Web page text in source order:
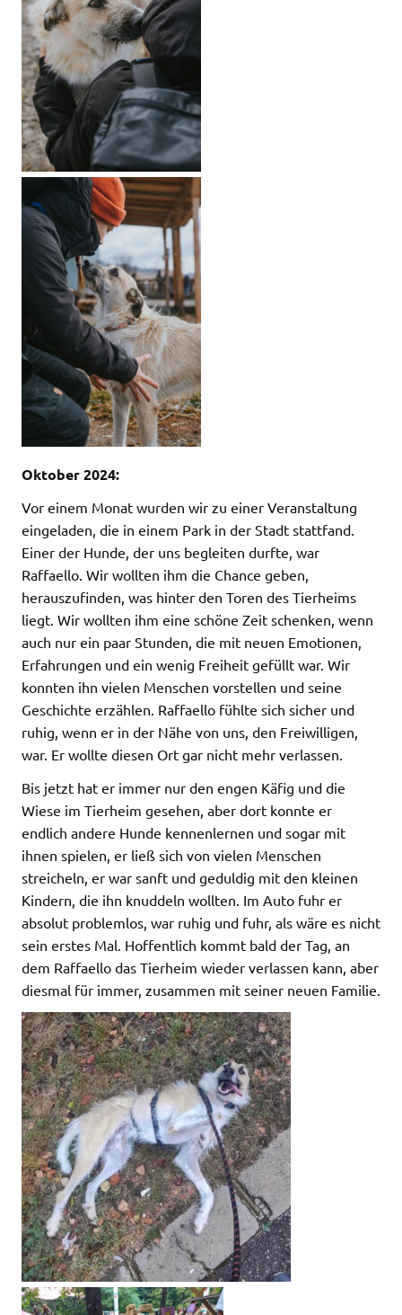
Oktober 2024:
Vor einem Monat wurden wir zu einer Veranstaltung
eingeladen, die in einem Park in der Stadt stattfand.
Einer der Hunde, der uns begleiten durfte, war
Raffaello. Wir wollten ihm die Chance geben,
herauszufinden, was hinter den Toren des Tierheims
liegt. Wir wollten ihm eine schöne Zeit schenken, wenn
auch nur ein paar Stunden, die mit neuen Emotionen,
Erfahrungen und ein wenig Freiheit gefüllt war. Wir
konnten ihn vielen Menschen vorstellen und seine
Geschichte erzählen. Raffaello fühlte sich sicher und
ruhig, wenn er in der Nähe von uns, den Freiwilligen,
war. Er wollte diesen Ort gar nicht mehr verlassen.
Bis jetzt hat er immer nur den engen Käfig und die
Wiese im Tierheim gesehen, aber dort konnte er
endlich andere Hunde kennenlernen und sogar mit
ihnen spielen, er ließ sich von vielen Menschen
streicheln, er war sanft und geduldig mit den kleinen
Kindern, die ihn knuddeln wollten. Im Auto fuhr er
absolut problemlos, war ruhig und fuhr, als wäre es nicht
sein erstes Mal. Hoffentlich kommt bald der Tag, an
dem Raffaello das Tierheim wieder verlassen kann, aber
diesmal für immer, zusammen mit seiner neuen Familie.